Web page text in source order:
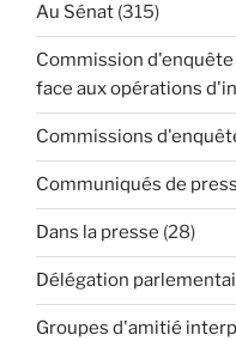
Au Sénat (315)
Commission
face aux opérations
Commissions
Communiqués de
Dans la presse (28)
Délégation
Groupes d'amitié